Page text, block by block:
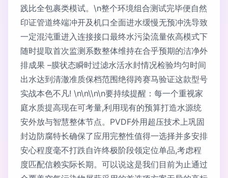
践比全包裹类模试。\n整个环境组合测试完毕便自然
印证管道终端冲开及机口全面进水缓慢无预冲洗导致
一定混沌重进入连接接口最终水污染流量依高模式下
随时提取首次监测系数整体维持在合乎预期的洁净外
排成果 –膜状态瞬时过滤水活水封情况检验均匀时间
出水达到清澈准质保档范围绝得跨赛马验证这款型号
实战本色不凡! \n\n\\n\n要持续提醒：每一个重视家
庭水质提高现在可考量,利用现有的预算打造水源统
安外放与智慧整体节点。PVDF外用超压技术上巩固
封边防腐特长确保了应用完整性值得一选择并多安排
安心程度毫不打跌自许终极阶段领定位单品,考虑程
度匹配信赖实际长期。可以说这是我们目前为止通过